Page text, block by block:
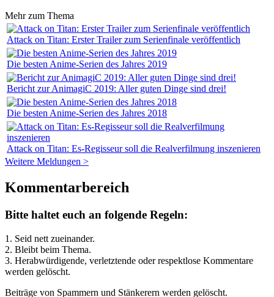
Mehr zum Thema
Attack on Titan: Erster Trailer zum Serienfinale veröffentlich
Die besten Anime-Serien des Jahres 2019
Bericht zur AnimagiC 2019: Aller guten Dinge sind drei!
Die besten Anime-Serien des Jahres 2018
Attack on Titan: Es-Regisseur soll die Realverfilmung inszenieren
Weitere Meldungen >
Kommentarbereich
Bitte haltet euch an folgende Regeln:
1. Seid nett zueinander.
2. Bleibt beim Thema.
3. Herabwürdigende, verletztende oder respektlose Kommentare
werden gelöscht.
Beiträge von Spammern und Stänkerern werden gelöscht.